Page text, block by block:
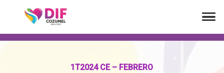
1T2024 CE – FEBRERO